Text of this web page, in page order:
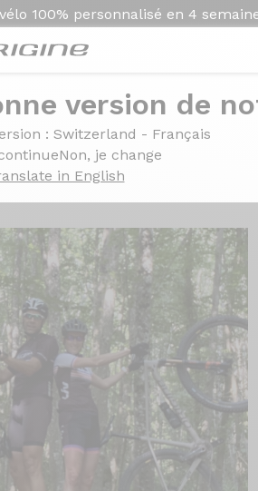
100% personnalisé en 4
version de
: Switzerland - Français
Non, je change
in English